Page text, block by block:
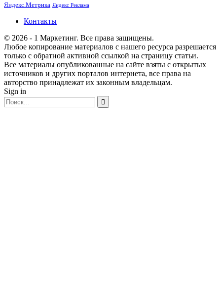
Яндекс.Метрика Яндекс Реклама
Контакты
© 2026 - 1 Маркетинг. Все права защищены.
Любое копирование материалов с нашего ресурса разрешается
только с обратной активной ссылкой на страницу статьи.
Все материалы опубликованные на сайте взяты с открытых
источников и других порталов интернета, все права на
авторство принадлежат их законным владельцам.
Sign in